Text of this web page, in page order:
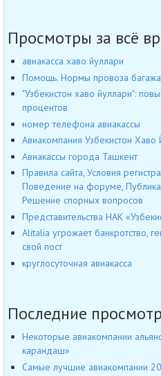
Просмотры за всё
авиакасса хаво йуллари
Помощь. Нормы провоза
"Узбекистон хаво йуллари":
процентов
номер телефона авиакассы
Авиакомпания Узбекистон Хаво
Авиакассы города Ташкент
Правила сайта, Условия
Поведение на форуме,
Решение спорных вопросов
Представительства НАК
Alitalia угрожает банкротство,
свой пост
круглосуточная авиакасса
Последние
Некоторые авиакомпании
карандаш»
Самые лучшие авиакомпании